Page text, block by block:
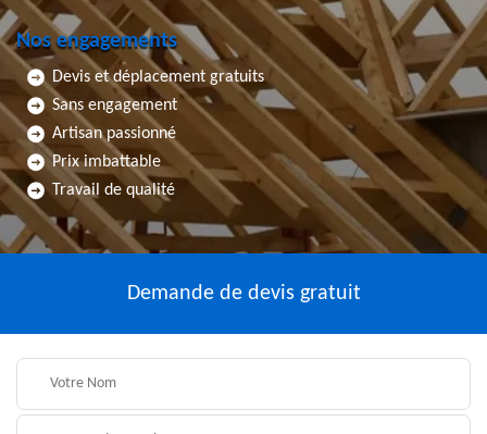
Nos engagements
Devis et déplacement gratuits
Sans engagement
Artisan passionné
Prix imbattable
Travail de qualité
Demande de devis gratuit